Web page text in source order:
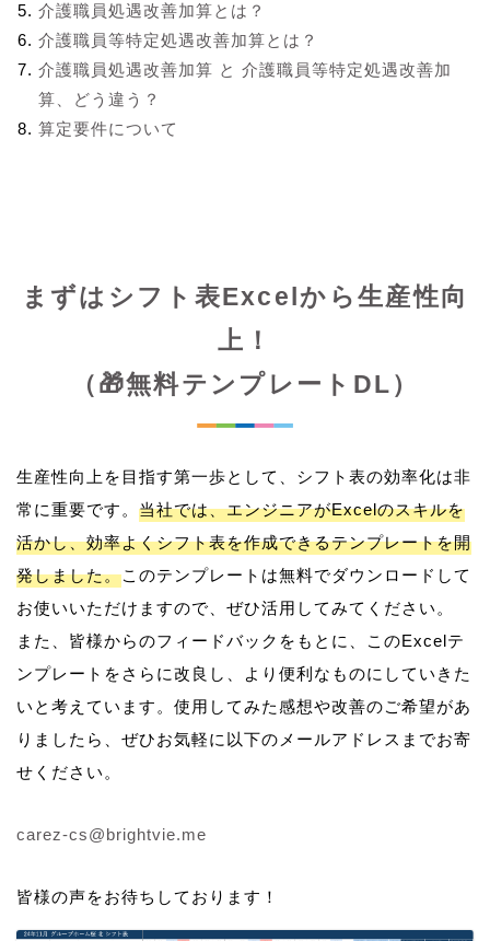
介護職員処遇改善加算とは？
介護職員等特定処遇改善加算とは？
介護職員処遇改善加算 と 介護職員等特定処遇改善加
算、どう違う？
算定要件について
まずはシフト表Excelから生産性向
上！
（🎁無料テンプレートDL）
生産性向上を目指す第一歩として、シフト表の効率化は非
常に重要です。 当社では、エンジニアがExcelのスキルを
活かし、効率よくシフト表を作成できるテンプレートを開
発しました。このテンプレートは無料でダウンロードして
お使いいただけますので、ぜひ活用してみてください。
また、皆様からのフィードバックをもとに、このExcelテ
ンプレートをさらに改良し、より便利なものにしていきた
いと考えています。使用してみた感想や改善のご希望があ
りましたら、ぜひお気軽に以下のメールアドレスまでお寄
せください。
carez-cs@brightvie.me
皆様の声をお待ちしております！